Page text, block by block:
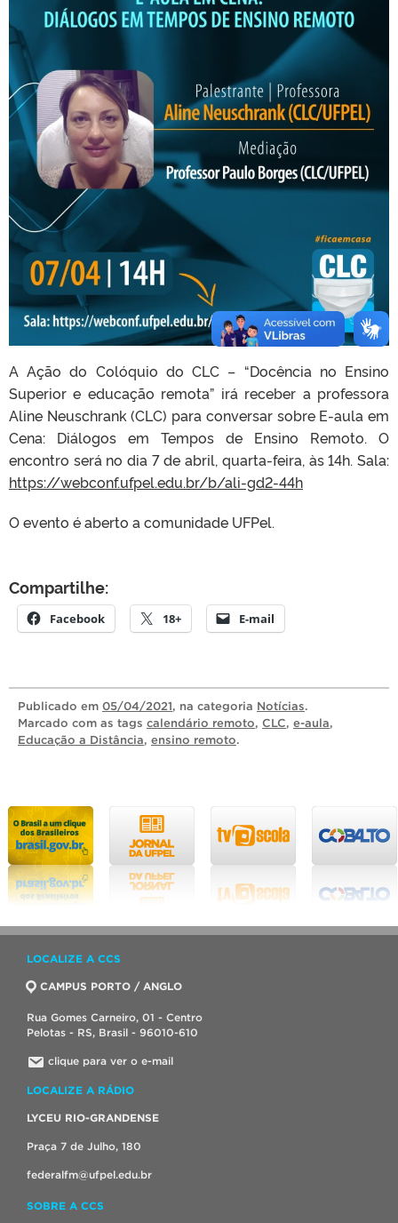
A Ação do Colóquio do CLC – “Docência no Ensino
Superior e educação remota” irá receber a professora
Aline Neuschrank (CLC) para conversar sobre E-aula em
Cena: Diálogos em Tempos de Ensino Remoto. O
encontro será no dia 7 de abril, quarta-feira, às 14h. Sala:
https://webconf.ufpel.edu.br/b/ali-gd2-44h
O evento é aberto a comunidade UFPel.
Compartilhe:
Facebook 18+ E-mail
Publicado em 05/04/2021, na categoria Notícias.
Marcado com as tags calendário remoto, CLC, e-aula,
Educação a Distância, ensino remoto.
LOCALIZE A CCS
CAMPUS PORTO / ANGLO
Rua Gomes Carneiro, 01 - Centro
Pelotas - RS, Brasil - 96010-610
clique para ver o e-mail
LOCALIZE A RÁDIO
LYCEU RIO-GRANDENSE
Praça 7 de Julho, 180
federalfm@ufpel.edu.br
SOBRE A CCS